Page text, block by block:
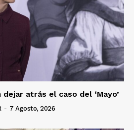
dejar atrás el caso del ‘Mayo’
- 7 Agosto, 2026